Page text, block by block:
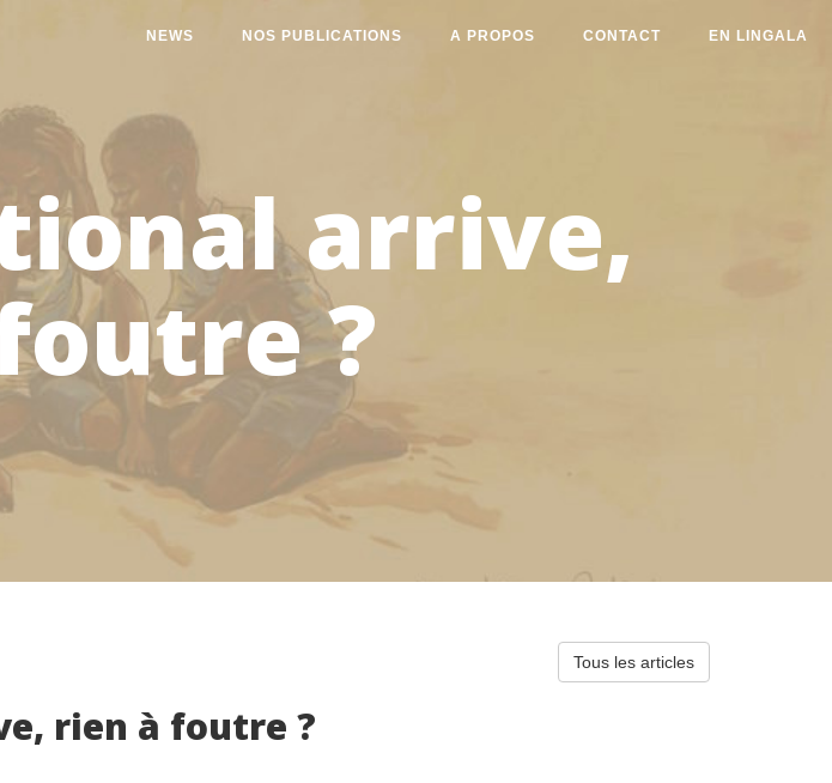
NEWS NOS PUBLICATIONS A PROPOS CONTACT EN LINGALA
arrive,
?
Tous les articles
rien à foutre ?